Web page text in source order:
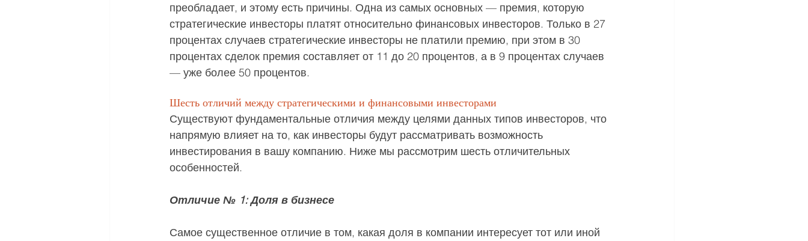
преобладает, и этому есть причины. Одна из самых основных — премия, которую
стратегические инвесторы платят относительно финансовых инвесторов. Только в 27
процентах случаев стратегические инвесторы не платили премию, при этом в 30
процентах сделок премия составляет от 11 до 20 процентов, а в 9 процентах случаев
— уже более 50 процентов.
Шесть отличий между стратегическими и финансовыми инвесторами
Существуют фундаментальные отличия между целями данных типов инвесторов, что
напрямую влияет на то, как инвесторы будут рассматривать возможность
инвестирования в вашу компанию. Ниже мы рассмотрим шесть отличительных
особенностей.
Отличие № 1: Доля в бизнесе
Самое существенное отличие в том, какая доля в компании интересует тот или иной